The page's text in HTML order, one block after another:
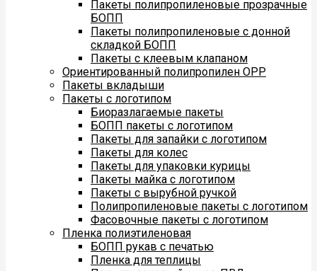
Пакеты полипропиленовые прозрачные
БОПП
Пакеты полипропиленовые с донной
складкой БОПП
Пакеты с клеевым клапаном
Ориентированный полипропилен ОРР
Пакеты вкладыши
Пакеты с логотипом
Биоразлагаемые пакеты
БОПП пакеты с логотипом
Пакеты для запайки с логотипом
Пакеты для колес
Пакеты для упаковки курицы
Пакеты майка с логотипом
Пакеты с вырубной ручкой
Полипропиленовые пакеты с логотипом
Фасовочные пакеты с логотипом
Пленка полиэтиленовая
БОПП рукав с печатью
Пленка для теплицы